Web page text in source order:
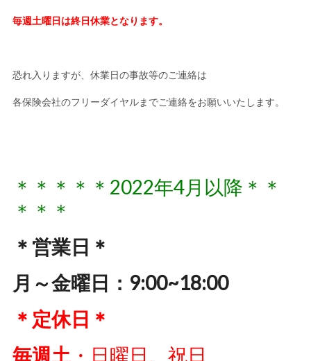
毎週土曜日は終日休業となります。
恐れ入りますが、休業日の事故等のご連絡は
各保険会社のフリーダイヤルまでご連絡をお願いいたします。
＊＊＊＊＊2022年4月以降＊＊
＊＊＊
＊営業日＊
月～金曜日：9:00~18:00
＊定休日＊
毎週土・日曜日、祝日